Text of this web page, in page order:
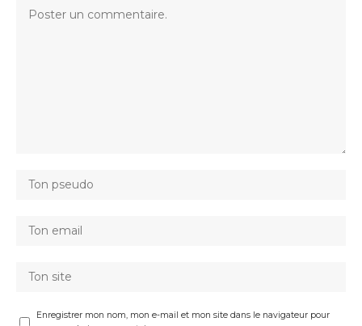
Enregistrer mon nom, mon e-mail et mon site dans le navigateur pour